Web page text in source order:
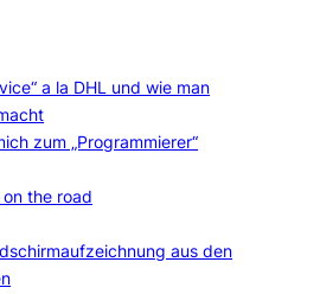
a la DHL und wie man
zum „Programmierer“
the road
aus den